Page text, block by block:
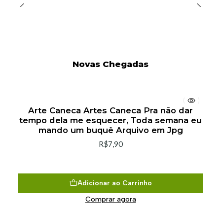
Novas Chegadas
Arte Caneca Artes Caneca Pra não dar
tempo dela me esquecer, Toda semana eu
mando um buquê Arquivo em Jpg
R$7,90
Adicionar ao Carrinho
Comprar agora